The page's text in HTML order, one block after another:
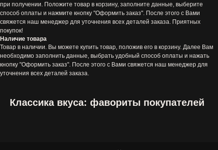
при получении. Положите товар в корзину, заполните данные, выберите
способ оплаты и нажмите кнопку "Оформить заказ". После этого с Вами
свяжется наш менеджер для уточнения всех деталей заказа. Приятных
покупок!
Наличие товара
Товар в наличии. Вы можете купить товар, положив его в корзину. Далее Вам
необходимо заполнить данные, выбрать удобный способ оплаты и нажать
кнопку "Оформить заказ". После этого с Вами свяжется наш менеджер для
уточнения всех деталей заказа.
Классика вкуса: фавориты покупателей
Деликатесы из рыбы
Подарочные наборы
Блог
Контакты
Отзывы
+7 986 888 48 88
Наши контакты
info@russian-dynasty.ru